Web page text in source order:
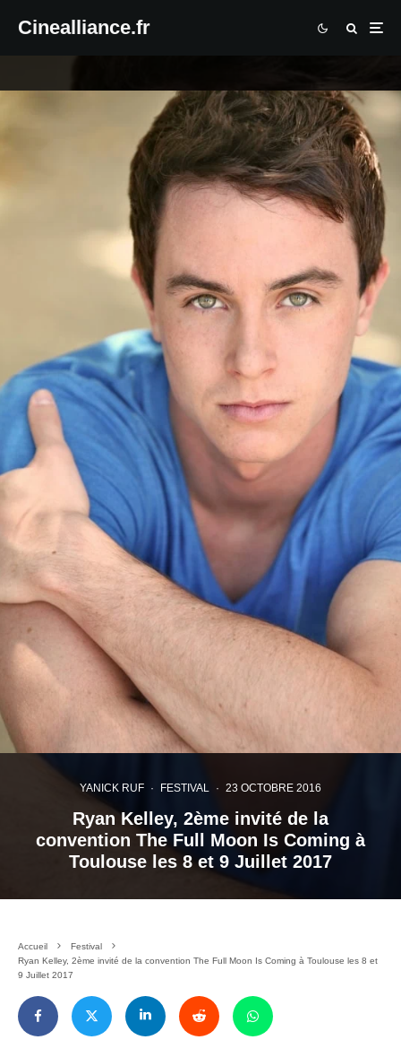
Cinealliance.fr
YANICK RUF · FESTIVAL · 23 OCTOBRE 2016
Ryan Kelley, 2ème invité de la
convention The Full Moon Is Coming à
Toulouse les 8 et 9 Juillet 2017
Accueil
Festival
Ryan Kelley, 2ème invité de la convention The Full Moon Is Coming à Toulouse les 8 et
9 Juillet 2017